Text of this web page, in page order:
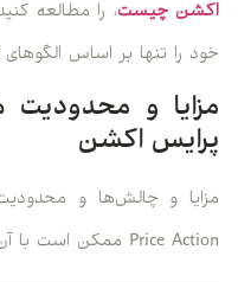
اکشن چیست، را مطالعه
خود را تنها بر اساس
مزایا و محدودیت
پرایس اکشن
مزایا و چالش‌ها و
Price Action ممکن است با آن روبه‌رو شوید شامل جدول زیر است: